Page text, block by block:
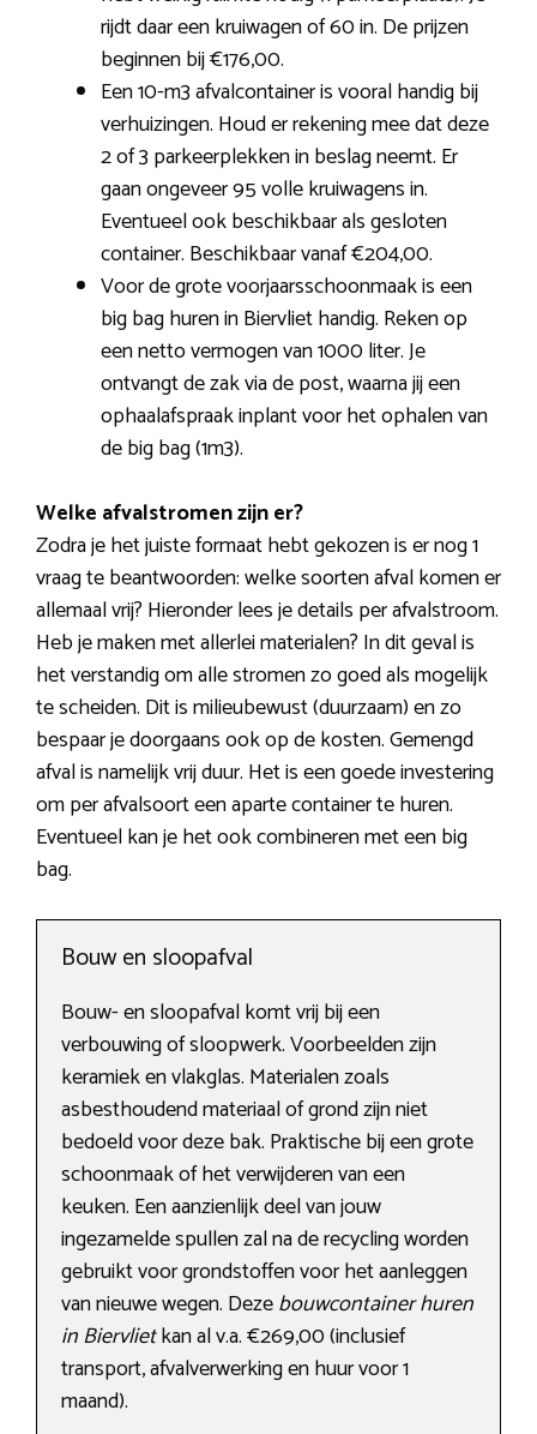
rijdt daar een kruiwagen of 60 in. De prijzen
beginnen bij €176,00.
Een 10-m3 afvalcontainer is vooral handig bij
verhuizingen. Houd er rekening mee dat deze
2 of 3 parkeerplekken in beslag neemt. Er
gaan ongeveer 95 volle kruiwagens in.
Eventueel ook beschikbaar als gesloten
container. Beschikbaar vanaf €204,00.
Voor de grote voorjaarsschoonmaak is een
big bag huren in Biervliet handig. Reken op
een netto vermogen van 1000 liter. Je
ontvangt de zak via de post, waarna jij een
ophaalafspraak inplant voor het ophalen van
de big bag (1m3).
Welke afvalstromen zijn er?
Zodra je het juiste formaat hebt gekozen is er nog 1
vraag te beantwoorden: welke soorten afval komen er
allemaal vrij? Hieronder lees je details per afvalstroom.
Heb je maken met allerlei materialen? In dit geval is
het verstandig om alle stromen zo goed als mogelijk
te scheiden. Dit is milieubewust (duurzaam) en zo
bespaar je doorgaans ook op de kosten. Gemengd
afval is namelijk vrij duur. Het is een goede investering
om per afvalsoort een aparte container te huren.
Eventueel kan je het ook combineren met een big
bag.
Bouw en sloopafval
Bouw- en sloopafval komt vrij bij een
verbouwing of sloopwerk. Voorbeelden zijn
keramiek en vlakglas. Materialen zoals
asbesthoudend materiaal of grond zijn niet
bedoeld voor deze bak. Praktische bij een grote
schoonmaak of het verwijderen van een
keuken. Een aanzienlijk deel van jouw
ingezamelde spullen zal na de recycling worden
gebruikt voor grondstoffen voor het aanleggen
van nieuwe wegen. Dezebouwcontainer huren
in Biervlietkan al v.a. €269,00 (inclusief
transport, afvalverwerking en huur voor 1
maand).